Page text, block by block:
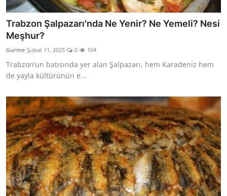
Trabzon Şalpazarı'nda Ne Yenir? Ne Yemeli? Nesi
Meşhur?
Gurme Şubat 11, 2025 0 104
Trabzon’un batısında yer alan Şalpazarı, hem Karadeniz hem
de yayla kültürünün e...